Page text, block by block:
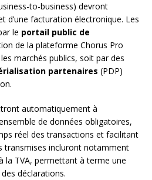
to-business) devront
d’une facturation électronique. Les
le portail public de
de la plateforme Chorus Pro
marchés publics, soit par des
partenaires (PDP)
automatiquement à
de données obligatoires,
réel des transactions et facilitant
transmises incluront notamment
la TVA, permettant à terme une
déclarations.